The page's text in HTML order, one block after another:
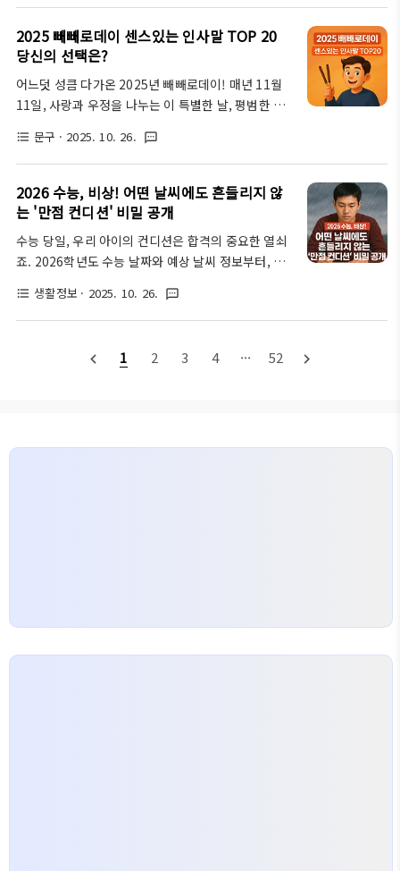
받고 있습니다. 사실 알부민은..
의 자리에서부터 시작되는 작은 움직임이 어떻게 세상
을 변화시킬 수 있는지, 그리고 이 특별한 시간을 어떻
게 의미 있게 보낼 수 있을지 함께 고민해 봐요.11월
11일 11시 11분이라는 시간에 특별한 의미가 있다는
것을 알고 계셨나요? 많은 분들이 '빼빼로데이'를 떠
올리실 텐데, 사실 이 시간은 전 세계적으로 '현충일
요..
2025 빼빼로데이 센스있는 인사말 TOP 20
당신의 선택은?
어느덧 성큼 다가온 2025년 빼빼로데이! 매년 11월
11일, 사랑과 우정을 나누는 이 특별한 날, 평범한 빼
올해는 센스 있는 인사말로 당신의 마음을 더욱 특별
하게 전달해 보세요. 받는 사람의 얼굴에 미소를 띠게
할, 트렌디하면서도 진심이 담긴 빼빼로데이 인사말
TOP 20을 지금 바로 공개합니다! 빼빼로데이, 단순
주고받는 날이라고 생각하면 섭섭해요! 사실 이 날은
어쩌면 잊고 지냈던 소중한 사람들에게 마음을 표현할
수 있는 아주 좋은 기회라고 생각해요. 제가 직접 경험
음을 선사하는 그 한마디가..
format_list_bulleted 문구 · 2025. 10. 26. textsms
2026 수능, 비상! 어떤 날씨에도 흔들리지 않
는 '만점 컨디션' 비밀 공개
수능 당일, 우리 아이의 컨디션은 합격의 중요한 열쇠
죠. 2026학년도 수능 날짜와 예상 날씨 정보부터, 최
부모님의 따뜻한 응원 메시지까지! 시험 당일 발생할
수 있는 변수에 대한 현명한 대처법까지, 학부모님들
인해 보세요.🚨 2026학년도 수능 날짜와 시험 시간,
부모님들의 마음은 말 그대로 '초조함 반, 기대 반'으
format_list_bulleted 생활정보 · 2025. 10. 26. textsms
navigate_before 1 2 3 4 ··· 52 navigate_next